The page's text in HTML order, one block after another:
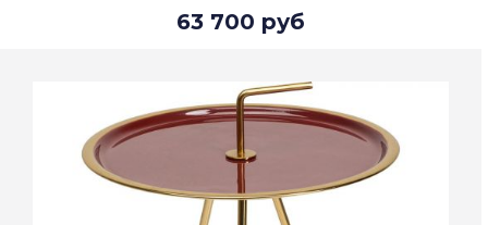
63 700 руб